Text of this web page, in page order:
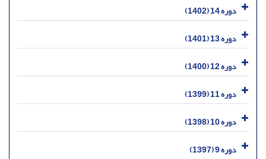
دوره 14 (1402)
دوره 13 (1401)
دوره 12 (1400)
دوره 11 (1399)
دوره 10 (1398)
دوره 9 (1397)